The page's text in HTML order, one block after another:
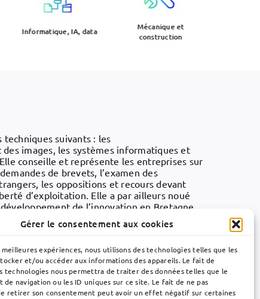
Gérer le consentement aux cookies
expériences, nous utilisons des technologies telles que les
et/ou accéder aux informations des appareils. Le fait de
technologies nous permettra de traiter des données telles que le
de navigation ou les ID uniques sur ce site. Le fait de ne pas
retirer son consentement peut avoir un effet négatif sur certaines
Informatique, IA, data
Mécanique et
construction
suivants : les
images, les systèmes informatiques et
conseille et représente les entreprises sur
de brevets, l’examen des
les oppositions et recours devant
d’exploitation. Elle a par ailleurs noué
de l’innovation en Bretagne,
la Technopole Rennes Atalante et la
compétences au service du développement
d’examen de qualification de l’Office
2009 à 2016.